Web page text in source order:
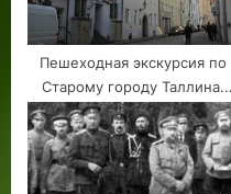
Пешеходная экскурсия по
Старому городу Таллина.
Лабиринты узких улочек,
церкви, средневековые
дома. Бронирование
экскурсии.